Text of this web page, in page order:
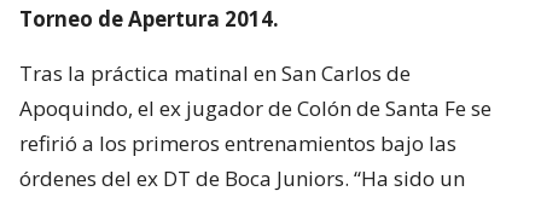
Torneo de Apertura 2014.
Tras la práctica matinal en San Carlos de
Apoquindo, el ex jugador de Colón de Santa Fe se
refirió a los primeros entrenamientos bajo las
órdenes del ex DT de Boca Juniors. “Ha sido un